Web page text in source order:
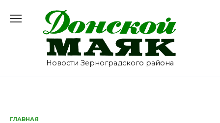
содержанию
Новости Зерноградского района
ГЛАВНАЯ